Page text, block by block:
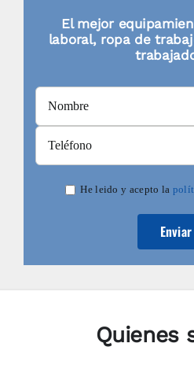
de
producto
El mejor
laboral, ropa de
He leido y acepto la
Quienes